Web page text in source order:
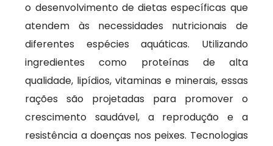
o desenvolvimento de dietas específicas que
atendem às necessidades nutricionais de
diferentes espécies aquáticas. Utilizando
ingredientes como proteínas de alta
qualidade, lipídios, vitaminas e minerais, essas
rações são projetadas para promover o
crescimento saudável, a reprodução e a
resistência a doenças nos peixes. Tecnologias